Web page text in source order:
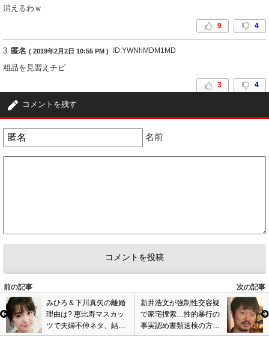
消えるわｗ
9 4
3 匿名 ( 2019年2月2日 10:55 PM ) ID:YWNhMDM1MD
粗品を見習えチビ
3 4
コメントを残す
名前
前の記事
次の記事
みひろ＆下川真矢の離婚
理由は? 恵比寿マスカッ
ツで夫婦不仲ネタ、結婚
新井浩文が強制性交容疑
で家宅捜索…性的暴行の
事実認め書類送検の方